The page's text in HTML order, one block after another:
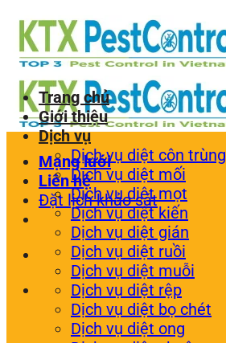
Mạng lưới
Liên hệ
Đặt lịch khảo sát
Trang chủ
Giới thiệu
Dịch vụ
Dịch vụ diệt côn trùng
Dịch vụ diệt mối
Dịch vụ diệt mọt
Dịch vụ diệt kiến
Dịch vụ diệt gián
Dịch vụ diệt ruồi
Dịch vụ diệt muỗi
Dịch vụ diệt rệp
Dịch vụ diệt bọ chét
Dịch vụ diệt ong